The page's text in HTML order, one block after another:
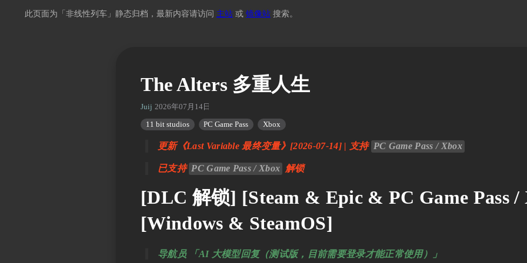
此页面为「非线性列车」静态归档，最新内容请访问 主站 或 镜像站 搜索。
The Alters 多重人生
Juij 2026年07月14日 02:10
11 bit studios PC Game Pass Xbox
更新《Last Variable 最终变量》[2026-07-14] | 支持 PC Game Pass / Xbox
已支持 PC Game Pass / Xbox 解锁
[DLC 解锁] [Steam & Epic & PC Game Pass /
[Windows & SteamOS]
导航员 「AI 大模型回复（测试版，目前需要登录才能正常使用）」